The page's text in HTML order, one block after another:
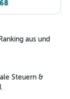
aus und
Steuern &